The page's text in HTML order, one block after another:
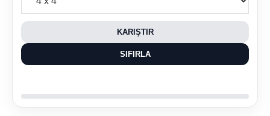
KARIŞTIR
SIFIRLA